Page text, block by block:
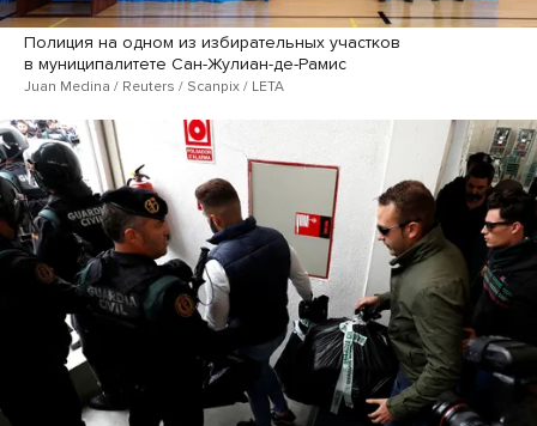
Полиция на одном из избирательных участков
в муниципалитете Сан-Жулиан-де-Рамис
Juan Medina / Reuters / Scanpix / LETA